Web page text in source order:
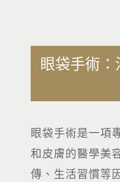
眼袋手術
眼袋手術是一項
和皮膚的醫學美
傳、生活習慣等